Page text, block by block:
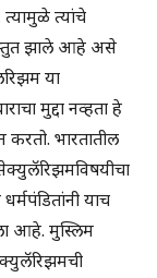
त्यामुळे त्यांचे
झाले आहे असे
या
मुद्दा नव्हता हे
भारतातील
याच
आहे. मुस्लिम